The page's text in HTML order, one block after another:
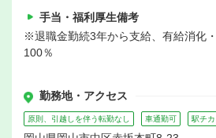
手当・福利厚生備考
※退職金勤続3年から支給、有給消化
100％
勤務地・アクセス
原則、引越しを伴う転勤なし 車通勤可 駅チカ